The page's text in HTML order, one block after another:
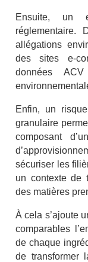
Ensuite, un
réglementaire.
allégations
des sites e-
données
Enfin, un
granulaire
composant
sécuriser les
un contexte de
des matières
À cela s’ajoute
comparables
de chaque
de transformer